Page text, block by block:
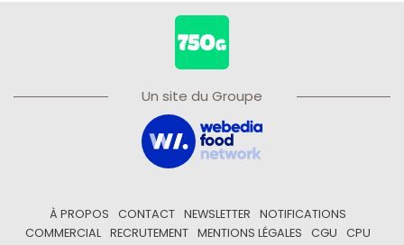
Un site du Groupe
À PROPOS CONTACT NEWSLETTER
NOTIFICATIONS
COMMERCIAL
RECRUTEMENT MENTIONS LÉGALES CGU
CPU